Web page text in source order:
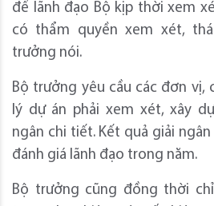
để lãnh đạo Bộ kịp thời xem
có thẩm quyền xem xét,
trưởng nói.
Bộ trưởng yêu cầu các đơn vị,
lý dự án phải xem xét, xây
ngân chi tiết. Kết quả giải
đánh giá lãnh đạo trong năm.
Bộ trưởng cũng đồng thời